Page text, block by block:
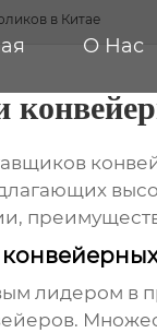
О Нас
в Китае
лидером в